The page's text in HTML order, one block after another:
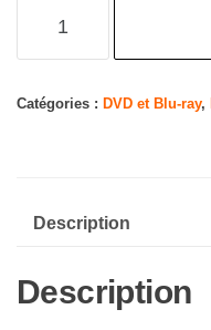
Catégories : DVD et Blu-ray,
Description
Description